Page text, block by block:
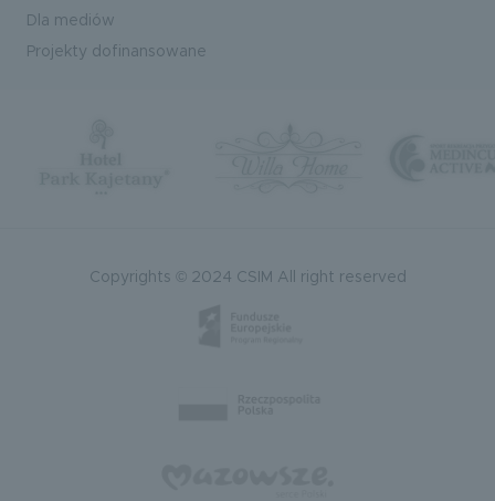
Dla mediów
Projekty dofinansowane
Copyrights © 2024 CSIM All right reserved